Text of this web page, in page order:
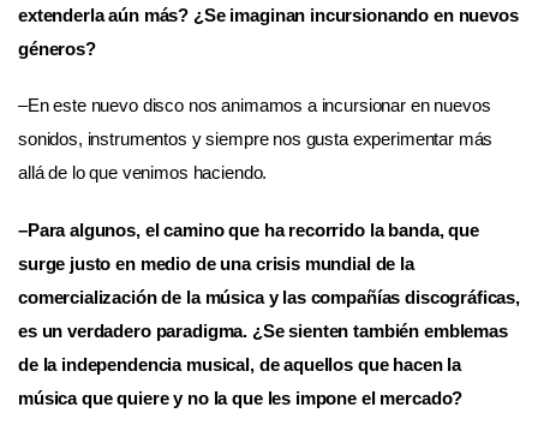
extenderla aún más? ¿Se imaginan incursionando en nuevos
géneros?
–En este nuevo disco nos animamos a incursionar en nuevos
sonidos, instrumentos y siempre nos gusta experimentar más
allá de lo que venimos haciendo.
–Para algunos, el camino que ha recorrido la banda, que
surge justo en medio de una crisis mundial de la
comercialización de la música y las compañías discográficas,
es un verdadero paradigma. ¿Se sienten también emblemas
de la independencia musical, de aquellos que hacen la
música que quiere y no la que les impone el mercado?